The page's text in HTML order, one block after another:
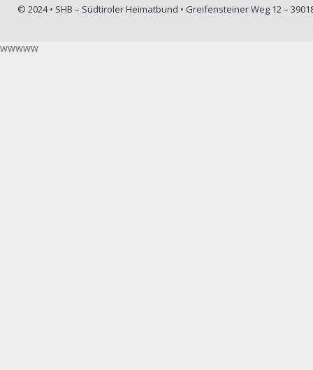
© 2024 • SHB – Südtiroler Heimatbund • Greifensteiner Weg 12 –
wwwww